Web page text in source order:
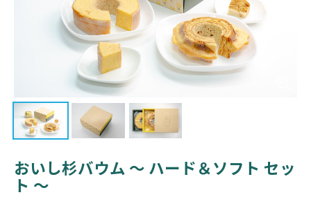
おいし杉バウム 〜 ハード＆ソフト セッ
ト 〜